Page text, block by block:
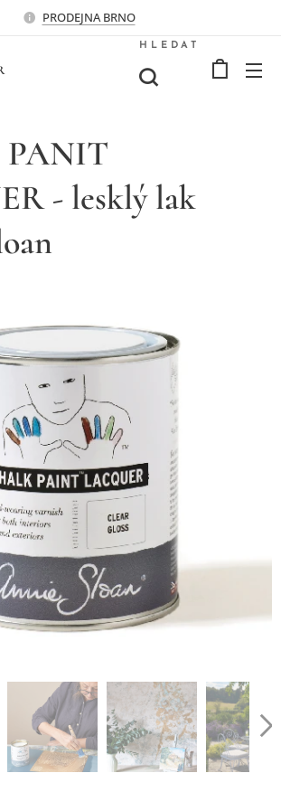
PRODEJNA BRNO
HLEDAT
- lesklý lak